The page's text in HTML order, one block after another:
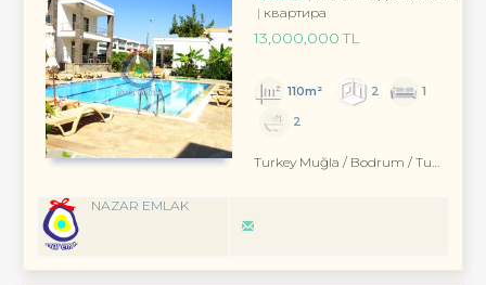
квартира
13,000,000 TL
110m² 2
1
2
Turkey Muğla / Bodrum / Turgutreis
NAZAR EMLAK